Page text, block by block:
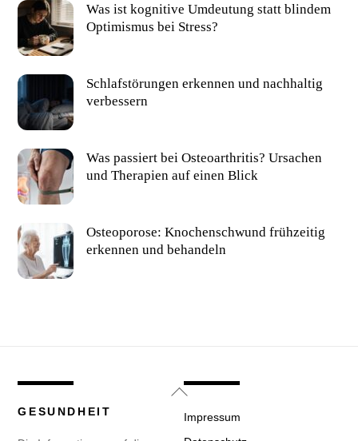
Was ist kognitive Umdeutung statt blindem
Optimismus bei Stress?
Schlafstörungen erkennen und nachhaltig
verbessern
Was passiert bei Osteoarthritis? Ursachen
und Therapien auf einen Blick
Osteoporose: Knochenschwund frühzeitig
erkennen und behandeln
Back
GESUNDHEIT Impressum